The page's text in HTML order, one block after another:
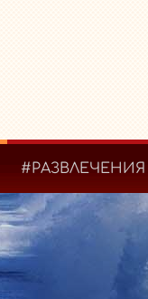
#РАЗВЛЕЧЕНИЯ